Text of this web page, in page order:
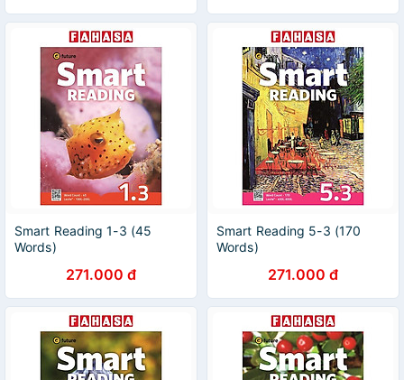
Smart Reading 1-3 (45
Words)
271.000 đ
Smart Reading 5-3 (170
Words)
271.000 đ